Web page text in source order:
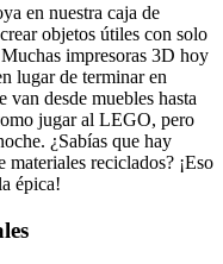
en nuestra caja de
objetos útiles con solo
impresoras 3D hoy
lugar de terminar en
van desde muebles hasta
jugar al LEGO, pero
¿Sabías que hay
reciclados? ¡Eso
épica!